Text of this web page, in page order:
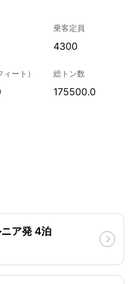
乗客定員
4300
ート） 総トン数
175500.0
ア発 4泊